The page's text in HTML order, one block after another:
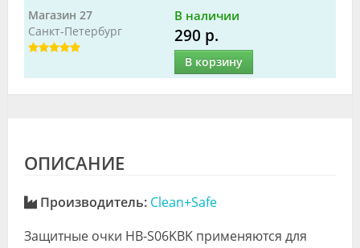
Магазин 27
Санкт-Петербург
В наличии
290 р.
В корзину
ОПИСАНИЕ
Производитель: Clean+Safe
Защитные очки HB-S06KBK применяются для